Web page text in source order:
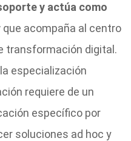
y actúa como
que acompaña al centro
transformación digital.
especialización
requiere de un
específico por
soluciones ad hoc y